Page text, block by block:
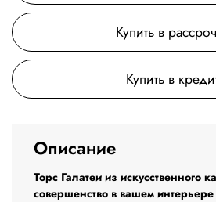
Купить в
Купить в
Описание
Торс Галатеи из искусственного
совершенство в вашем интерьере